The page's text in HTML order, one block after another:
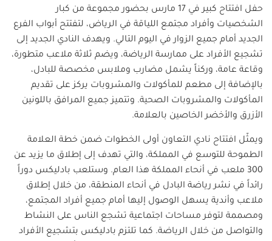
حفل افتتاح كبير في 17 مارس بحضور مجموعة من كبار
الشخصيات وأفراد مجتمع اللياقة في الرياض، لتفتتح أبواب الفرع
الجديد أمام جميع الزوار في اليوم التالي. ويهدف النادي الجديد إلى
تشجيع الأفراد على ممارسة الرياضة، ويضم ثلاثة ملاعب متطورة،
وقاعة عامة، وركناً يشمل مضارب وملابس مخصصة للبادل،
بالإضافة إلى مطعم للمأكولات والمشروبات يركز على تقديم
المأكولات والمشروبات الصحية. وتتميز جميع المرافق باللونين
الأزرق والأخضر الخاصين بالعلامة.
ويمثّل افتتاح نادي التعاون أولى الخطوات ضمن خطة العلامة
الطموحة للتوسع في المملكة، والتي تهدف إلى إطلاق ما يزيد عن
300 ملعب في أنحاء المملكة هذا العام. وستلعب بادليكس دوراً
رائداً في نشر رياضة البادل في أنحاء المنطقة، من خلال إطلاق
ملاعب وأندية يسهل الوصول إليها أمام جميع أفراد المجتمع،
ومصممة لتوفر مساحات اجتماعية تشجع الناس على النشاط
والتواصل من خلال الرياضة. كما تلتزم بادليكس بتشجيع الأفراد